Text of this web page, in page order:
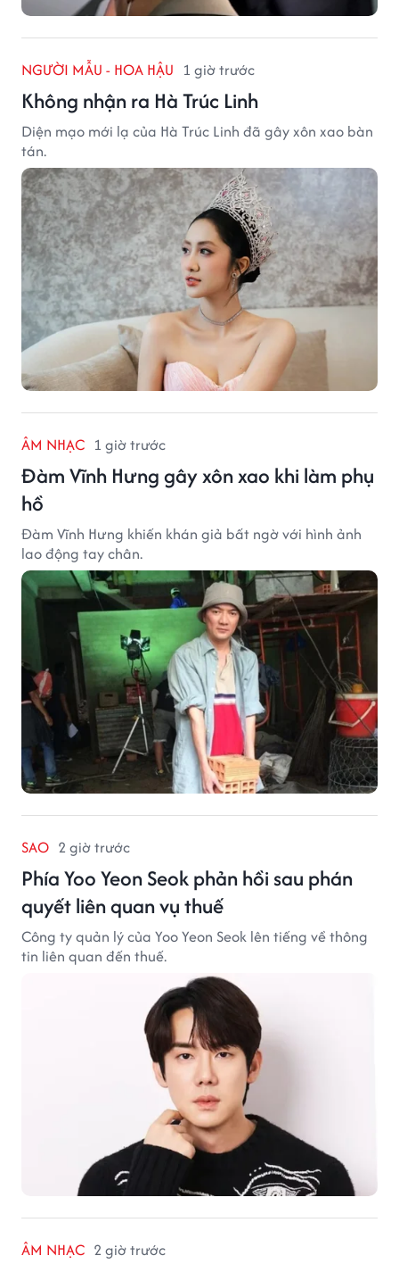
NGƯỜI MẪU - HOA HẬU 1 giờ trước
Không nhận ra Hà Trúc Linh
Diện mạo mới lạ của Hà Trúc Linh đã gây xôn xao bàn
tán.
ÂM NHẠC 1 giờ trước
Đàm Vĩnh Hưng gây xôn xao khi làm phụ
hồ
Đàm Vĩnh Hưng khiến khán giả bất ngờ với hình ảnh
lao động tay chân.
SAO 2 giờ trước
Phía Yoo Yeon Seok phản hồi sau phán
quyết liên quan vụ thuế
Công ty quản lý của Yoo Yeon Seok lên tiếng về thông
tin liên quan đến thuế.
ÂM NHẠC 2 giờ trước